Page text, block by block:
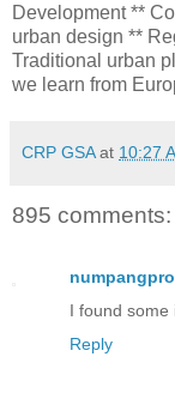
Development **
urban design **
Traditional urban
we learn from
CRP GSA at 10:27
895 comments:
I found some
Reply